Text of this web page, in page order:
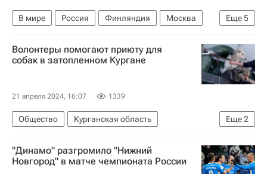
Еще5
В мире Россия Финляндия
Москва
Мария Захарова
Урсула фон дер Ляйен
Дмитрий Песков
Еврокомиссия
Волонтеры помогают приюту для
собак в затопленном Кургане
21 апреля 2024, 16:07 1339
Еще2
Общество
Курганская область
МЧС России (Министерство РФ по делам гражданской обороны, чрезвычайным ситуациям и ликвидации последствий стихийных бедствий)
Наводнения в России — 2024
"Динамо" разгромило "Нижний
Новгород" в матче чемпионата России